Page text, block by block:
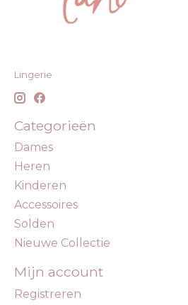
Lingerie
Categorieën
Dames
Heren
Kinderen
Accessoires
Solden
Nieuwe Collectie
Mijn account
Registreren